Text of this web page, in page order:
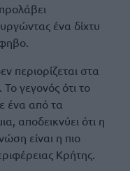
ένα δίχτυ
περιορίζεται στα
γεγονός ότι το
ένα από τα
αποδεικνύει ότι η
είναι η πιο
Κρήτης.